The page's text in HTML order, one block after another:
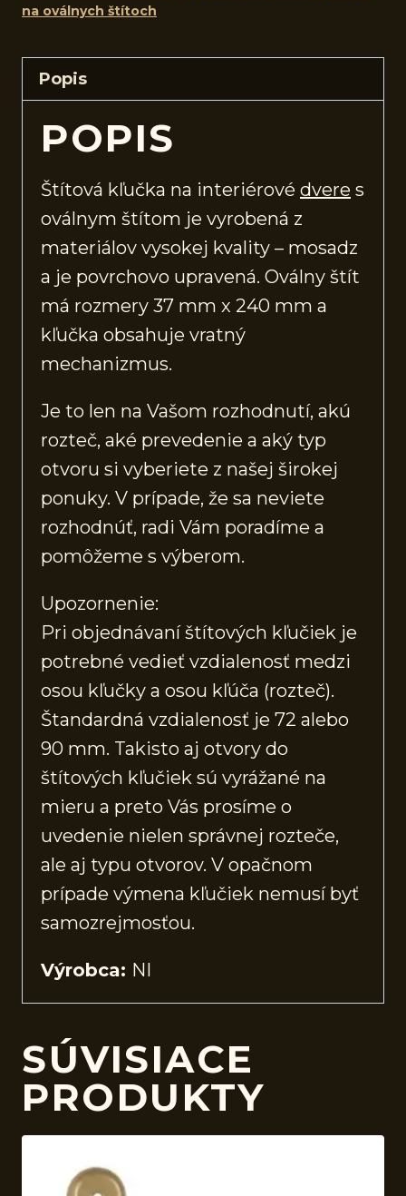
na oválnych štítoch
Popis
POPIS
Štítová kľučka na interiérové dvere s
oválnym štítom je vyrobená z
materiálov vysokej kvality – mosadz
a je povrchovo upravená. Oválny štít
má rozmery 37 mm x 240 mm a
kľučka obsahuje vratný
mechanizmus.
Je to len na Vašom rozhodnutí, akú
rozteč, aké prevedenie a aký typ
otvoru si vyberiete z našej širokej
ponuky. V prípade, že sa neviete
rozhodnúť, radi Vám poradíme a
pomôžeme s výberom.
Upozornenie:
Pri objednávaní štítových kľučiek je
potrebné vedieť vzdialenosť medzi
osou kľučky a osou kľúča (rozteč).
Štandardná vzdialenosť je 72 alebo
90 mm. Takisto aj otvory do
štítových kľučiek sú vyrážané na
mieru a preto Vás prosíme o
uvedenie nielen správnej rozteče,
ale aj typu otvorov. V opačnom
prípade výmena kľučiek nemusí byť
samozrejmosťou.
Výrobca: NI
SÚVISIACE
PRODUKTY